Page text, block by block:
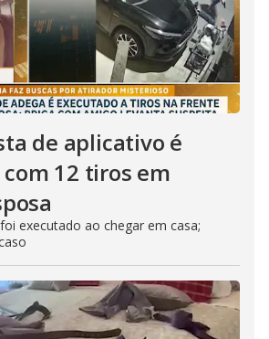
de aplicativo é
12 tiros em
executado ao chegar em casa;